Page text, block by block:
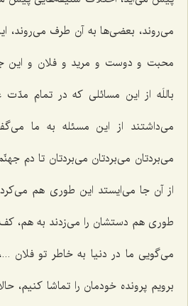
می‌روند، بعضی‌ها به آن طرف می‌روند،
محبت و دوست و مرید و فلان و این
باللَه از این مسائلی كه در تمام مدّت
می‌داشتند از این مسئله به ما
می‌بردتان می‌بردتان می‌بردتان تا دم
از آن جا می‌ایستد این طوری هم
طوری هم دستشان را می‌زدند به هم،
می‌گویی ما در دنیا به خاطر تو فلان
برویم پرونده خودمان را تماشا كنیم،